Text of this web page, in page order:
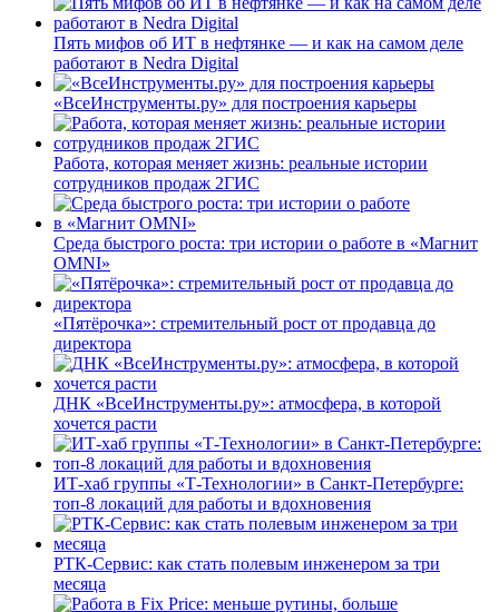
Пять мифов об ИТ в нефтянке — и как на самом деле
работают в Nedra Digital
«ВсеИнструменты.ру» для построения карьеры
Работа, которая меняет жизнь: реальные истории
сотрудников продаж 2ГИС
Среда быстрого роста: три истории о работе в «Магнит
OMNI»
«Пятёрочка»: стремительный рост от продавца до
директора
ДНК «ВсеИнструменты.ру»: атмосфера, в которой
хочется расти
ИТ-хаб группы «Т-Технологии» в Санкт-Петербурге:
топ-8 локаций для работы и вдохновения
РТК-Сервис: как стать полевым инженером за три
месяца